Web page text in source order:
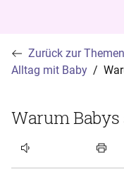
Zurück zur
Alltag mit Baby
Warum
Artikel hören